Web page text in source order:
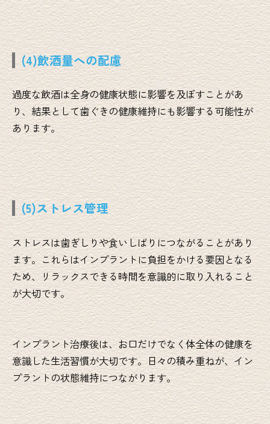
(4)飲酒量への配慮
過度な飲酒は全身の健康状態に影響を及ぼすことがあ
り、結果として歯ぐきの健康維持にも影響する可能性が
あります。
(5)ストレス管理
ストレスは歯ぎしりや食いしばりにつながることがあり
ます。これらはインプラントに負担をかける要因となる
ため、リラックスできる時間を意識的に取り入れること
が大切です。
インプラント治療後は、お口だけでなく体全体の健康を
意識した生活習慣が大切です。日々の積み重ねが、イン
プラントの状態維持につながります。